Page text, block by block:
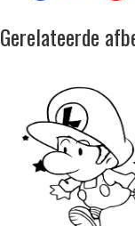
Gerelateerde